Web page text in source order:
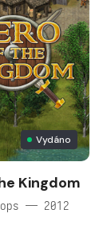
Vydáno
Kingdom
— 2012